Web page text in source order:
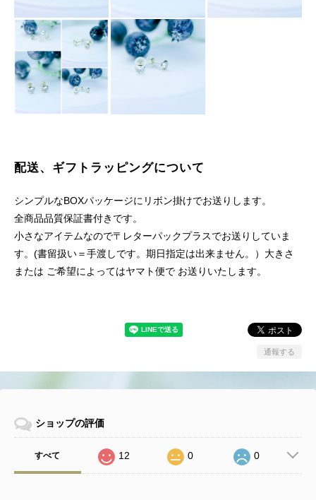
配送、ギフトラッピングについて
シンプルなBOXパッケージにリボン掛けでお送りします。
全商品品質保証書付きです。
小さなアイテムなので〒レターパックプラスでお送りしていま
す。(書留扱い＝手渡しです。期日指定は出来ません。）大きさ
または ご希望によってはヤマト便で お送りいたします。
通報する
ショップの評価
すべて 12 0 0